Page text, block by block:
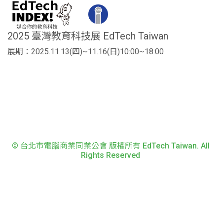
2025 臺灣教育科技展 EdTech Taiwan
展期：2025.11.13(四)~11.16(日)10:00~18:00
© 台北市電腦商業同業公會 版權所有 EdTech Taiwan. All
Rights Reserved